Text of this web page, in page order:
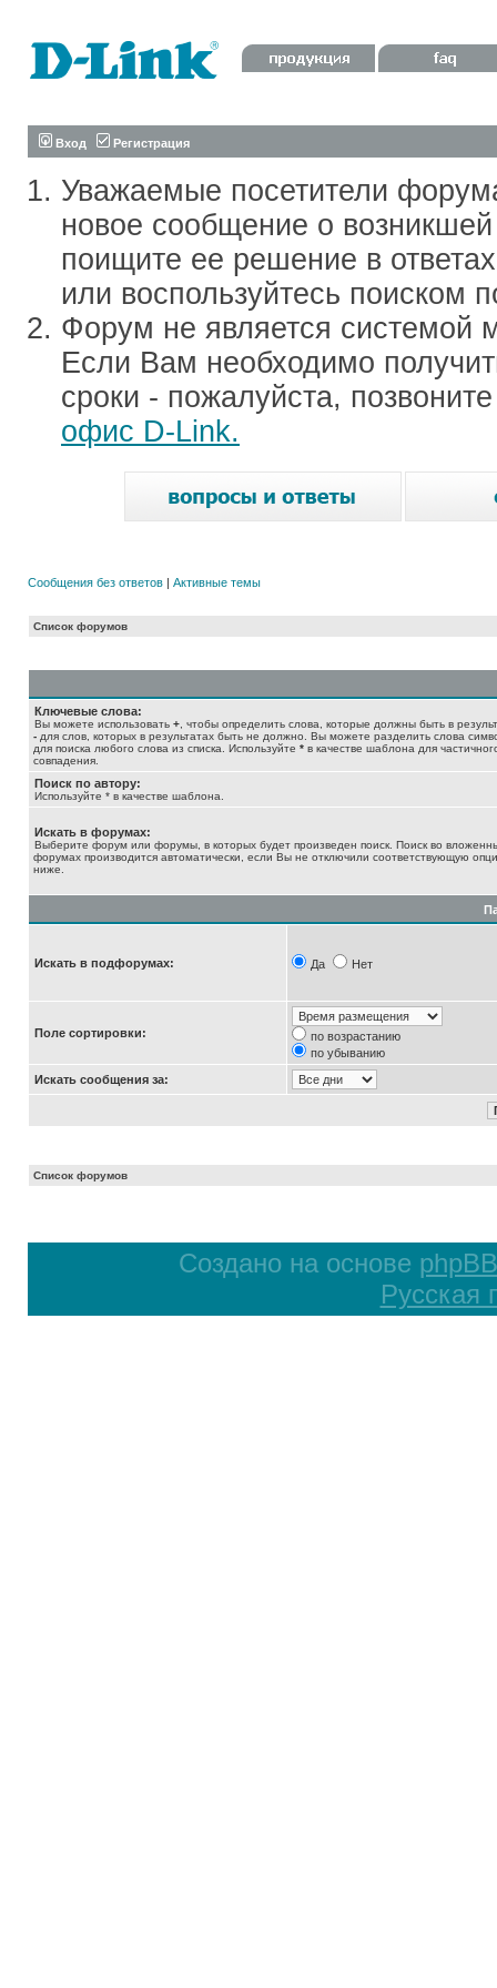
Вход Регистрация
Уважаемые посетители
новое сообщение о
поищите ее решение в
или воспользуйтесь поиском
Форум не является системой
Если Вам необходимо
сроки - пожалуйста,
офис D-Link.
Сообщения без ответов | Активные темы
Список форумов
Ключевые слова:
Вы можете использовать + , чтобы определить слова, которые должны быть в
- для слов, которых в результатах быть не должно. Вы можете разделить слова
для поиска любого слова из списка. Используйте * в качестве шаблона для
совпадения.
Поиск по автору:
Используйте * в качестве шаблона.
Искать в форумах:
Выберите форум или форумы, в которых будет произведен поиск. Поиск во
форумах производится автоматически, если Вы не отключили соответствующую
ниже.
Искать в подфорумах: Да Нет
Поле сортировки:
по возрастанию
по убыванию
Искать сообщения за:
Список форумов
Создано на основе phpBB
Русская